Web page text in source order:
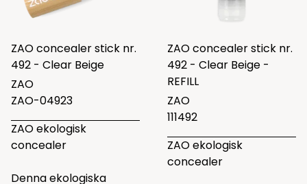
ZAO concealer stick nr.
492 - Clear Beige
ZAO
ZAO-04923
ZAO ekologisk
concealer
Denna ekologiska
ZAO concealer stick nr.
492 - Clear Beige -
REFILL
ZAO
111492
ZAO ekologisk
concealer